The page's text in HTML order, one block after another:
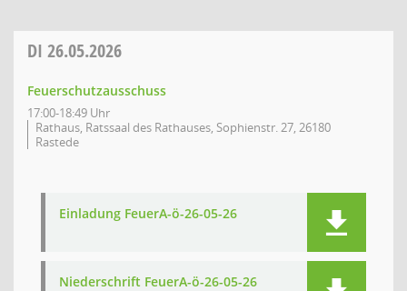
DI 26.05.2026
Feuerschutzausschuss
17:00-18:49 Uhr
Rathaus, Ratssaal des Rathauses, Sophienstr. 27, 26180
Rastede
Einladung FeuerA-ö-26-05-26
Niederschrift FeuerA-ö-26-05-26